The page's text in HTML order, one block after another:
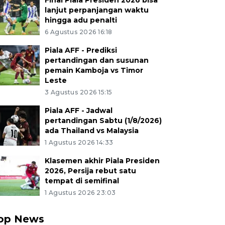
lanjut perpanjangan waktu
hingga adu penalti
6 Agustus 2026 16:18
Piala AFF - Prediksi
pertandingan dan susunan
pemain Kamboja vs Timor
Leste
3 Agustus 2026 15:15
Piala AFF - Jadwal
pertandingan Sabtu (1/8/2026)
ada Thailand vs Malaysia
1 Agustus 2026 14:33
Klasemen akhir Piala Presiden
2026, Persija rebut satu
tempat di semifinal
1 Agustus 2026 23:03
News